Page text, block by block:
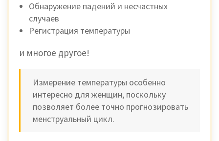
Обнаружение падений и несчастных
случаев
Регистрация температуры
и многое другое!
Измерение температуры особенно
интересно для женщин, поскольку
позволяет более точно прогнозировать
менструальный цикл.